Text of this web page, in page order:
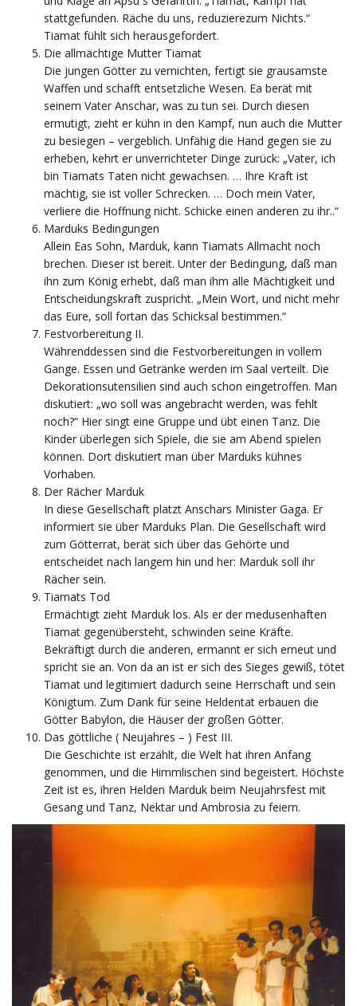
stattgefunden. Räche du uns, reduzierezum Nichts.“
Tiamat fühlt sich herausgefordert.
Die allmächtige Mutter Tiamat
Die jungen Götter zu vernichten, fertigt sie grausamste
Waffen und schafft entsetzliche Wesen. Ea berät mit
seinem Vater Anschar, was zu tun sei. Durch diesen
ermutigt, zieht er kühn in den Kampf, nun auch die Mutter
zu besiegen – vergeblich. Unfähig die Hand gegen sie zu
erheben, kehrt er unverrichteter Dinge zurück: „Vater, ich
bin Tiamats Taten nicht gewachsen. … Ihre Kraft ist
mächtig, sie ist voller Schrecken. … Doch mein Vater,
verliere die Hoffnung nicht. Schicke einen anderen zu ihr..“
Marduks Bedingungen
Allein Eas Sohn, Marduk, kann Tiamats Allmacht noch
brechen. Dieser ist bereit. Unter der Bedingung, daß man
ihn zum König erhebt, daß man ihm alle Mächtigkeit und
Entscheidungskraft zuspricht. „Mein Wort, und nicht mehr
das Eure, soll fortan das Schicksal bestimmen.“
Festvorbereitung II.
Währenddessen sind die Festvorbereitungen in vollem
Gange. Essen und Getränke werden im Saal verteilt. Die
Dekorationsutensilien sind auch schon eingetroffen. Man
diskutiert: „wo soll was angebracht werden, was fehlt
noch?“ Hier singt eine Gruppe und übt einen Tanz. Die
Kinder überlegen sich Spiele, die sie am Abend spielen
können. Dort diskutiert man über Marduks kühnes
Vorhaben.
Der Rächer Marduk
In diese Gesellschaft platzt Anschars Minister Gaga. Er
informiert sie über Marduks Plan. Die Gesellschaft wird
zum Götterrat, berät sich über das Gehörte und
entscheidet nach langem hin und her: Marduk soll ihr
Rächer sein.
Tiamats Tod
Ermächtigt zieht Marduk los. Als er der medusenhaften
Tiamat gegenübersteht, schwinden seine Kräfte.
Bekräftigt durch die anderen, ermannt er sich erneut und
spricht sie an. Von da an ist er sich des Sieges gewiß, tötet
Tiamat und legitimiert dadurch seine Herrschaft und sein
Königtum. Zum Dank für seine Heldentat erbauen die
Götter Babylon, die Häuser der großen Götter.
Das göttliche ( Neujahres – ) Fest III.
Die Geschichte ist erzählt, die Welt hat ihren Anfang
genommen, und die Himmlischen sind begeistert. Höchste
Zeit ist es, ihren Helden Marduk beim Neujahrsfest mit
Gesang und Tanz, Nektar und Ambrosia zu feiern.